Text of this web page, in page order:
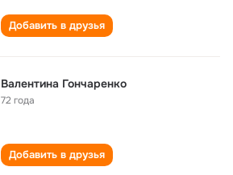
Добавить в друзья
Валентина Гончаренко
72 года
Добавить в друзья